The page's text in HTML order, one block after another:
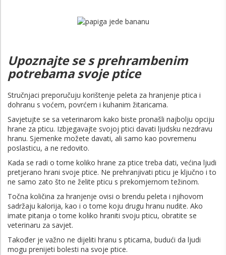
Upoznajte se s prehrambenim
potrebama svoje ptice
Stručnjaci preporučuju korištenje peleta za hranjenje ptica i
dohranu s voćem, povrćem i kuhanim žitaricama.
Savjetujte se sa veterinarom kako biste pronašli najbolju opciju
hrane za pticu. Izbjegavajte svojoj ptici davati ljudsku nezdravu
hranu. Sjemenke možete davati, ali samo kao povremenu
poslasticu, a ne redovito.
Kada se radi o tome koliko hrane za ptice treba dati, većina ljudi
pretjerano hrani svoje ptice. Ne prehranjivati ​​pticu je ključno i to
ne samo zato što ne želite pticu s prekomjernom težinom.
Točna količina za hranjenje ovisi o brendu peleta i njihovom
sadržaju kalorija, kao i o tome koju drugu hranu nudite. Ako
imate pitanja o tome koliko hraniti svoju pticu, obratite se
veterinaru za savjet.
Također je važno ne dijeliti hranu s pticama, budući da ljudi
mogu prenijeti bolesti na svoje ptice.